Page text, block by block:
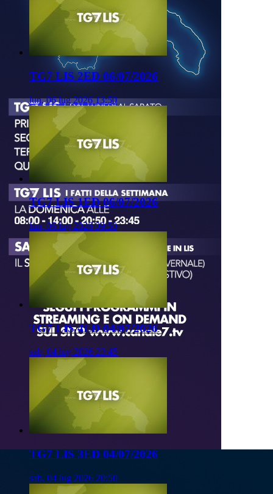
TG7 LIS 2ED 06/07/2026
lun, 06 lug 2026 13:50
TG7 LIS 1ED 06/07/2026
lun, 06 lug 2026 09:50
TG7 LIS 4ED 04/07/2026
sab, 04 lug 2026 23:45
TG7 LIS 3ED 04/07/2026
sab, 04 lug 2026 20:50